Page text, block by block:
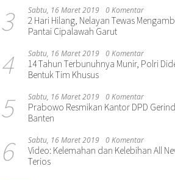
3 Sabtu, 16 Maret 2019 0 Komentar
2 Hari Hilang, Nelayan Tewas
Pantai Cipalawah Garut
4 Sabtu, 16 Maret 2019 0 Komentar
14 Tahun Terbunuhnya Munir, Polri
Bentuk Tim Khusus
5 Sabtu, 16 Maret 2019 0 Komentar
Prabowo Resmikan Kantor DPD
Banten
6 Sabtu, 16 Maret 2019 0 Komentar
Video: Kelemahan dan Kelebihan All
Terios